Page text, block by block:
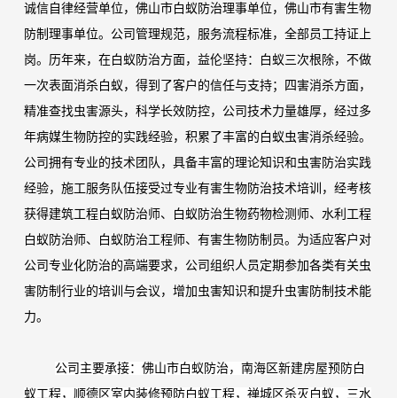
诚信自律经营单位，佛山市白蚁防治理事单位，佛山市有害生物
防制理事单位。公司管理规范，服务流程标准，全部员工持证上
岗。历年来，在白蚁防治方面，益伦坚持：白蚁三次根除，不做
一次表面消杀白蚁，得到了客户的信任与支持；四害消杀方面，
精准查找虫害源头，科学长效防控，公司技术力量雄厚，经过多
年病媒生物防控的实践经验，积累了丰富的白蚁虫害消杀经验。
公司拥有专业的技术团队，具备丰富的理论知识和虫害防治实践
经验，施工服务队伍接受过专业有害生物防治技术培训，经考核
获得建筑工程白蚁防治师、白蚁防治生物药物检测师、水利工程
白蚁防治师、白蚁防治工程师、有害生物防制员。为适应客户对
公司专业化防治的高端要求，公司组织人员定期参加各类有关虫
害防制行业的培训与会议，增加虫害知识和提升虫害防制技术能
力。
公司主要承接：佛山市白蚁防治，南海区新建房屋预防白
蚁工程，顺德区室内装修预防白蚁工程，禅城区杀灭白蚁，三水